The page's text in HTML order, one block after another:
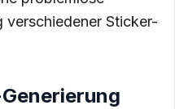
verschiedener Sticker-